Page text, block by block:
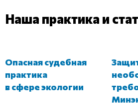
Наша практика и
Опасная судебная
практика
в сфере экологии